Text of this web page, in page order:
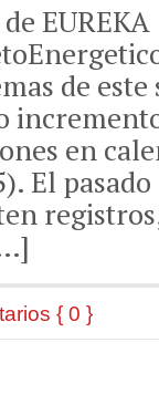
EUREKA
de
en
El
{ 0 }